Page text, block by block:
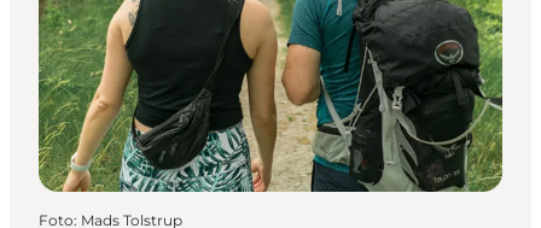
Foto: Mads Tolstrup